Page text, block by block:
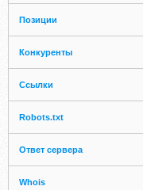
Позиции
Конкуренты
Ссылки
Robots.txt
Ответ сервера
Whois